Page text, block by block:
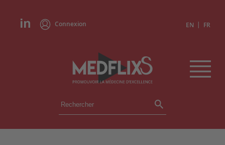
Connexion EN | FR
ÉVÉNEMENTS